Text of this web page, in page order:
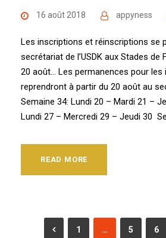
16 août 2018 appyness
Les inscriptions et réinscriptions se
secrétariat de l’USDK aux Stades de
20 août… Les permanences pour les
reprendront à partir du 20 août au
Semaine 34: Lundi 20 – Mardi 21 –
Lundi 27 – Mercredi 29 – Jeudi 30
READ MORE
1 … 5 6